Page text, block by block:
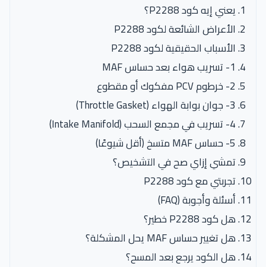
يعني إيه كود P2288؟
الأعراض الشائعة لكود P2288
الأسباب الحقيقية لكود P2288
1- تسريب هواء بعد حساس MAF
2- خرطوم PCV مفكوك أو مقطوع
3- جوان بوابة الهواء (Throttle Gasket)
4- تسريب في مجمع السحب (Intake Manifold)
5- حساس MAF متسخ (أقل شيوعًا)
تمشي إزاي صح في التشخيص؟
تجربتي مع كود P2288
أسئلة وأجوبة (FAQ)
هل كود P2288 خطير؟
هل تغيير حساس MAF يحل المشكلة؟
هل الكود يرجع بعد المسح؟